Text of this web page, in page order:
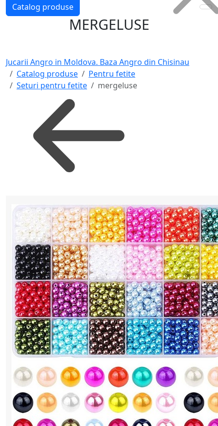
Catalog produse
MERGELUSE
Jucarii Angro in Moldova. Baza Angro din Chisinau
Catalog produse
Pentru fetite
Seturi pentru fetite
mergeluse